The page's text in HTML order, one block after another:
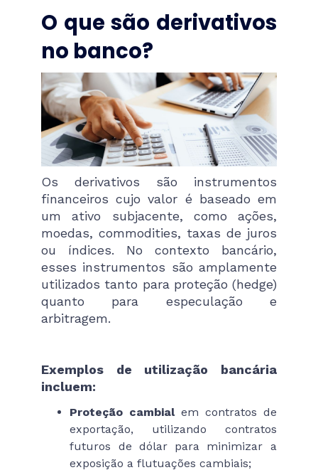
O que são derivativos
no banco?
Os derivativos são instrumentos
financeiros cujo valor é baseado em
um ativo subjacente, como ações,
moedas, commodities, taxas de juros
ou índices. No contexto bancário,
esses instrumentos são amplamente
utilizados tanto para proteção (hedge)
quanto para especulação e
arbitragem.
Exemplos de utilização bancária
incluem:
Proteção cambial em contratos de
exportação, utilizando contratos
futuros de dólar para minimizar a
exposição a flutuações cambiais;